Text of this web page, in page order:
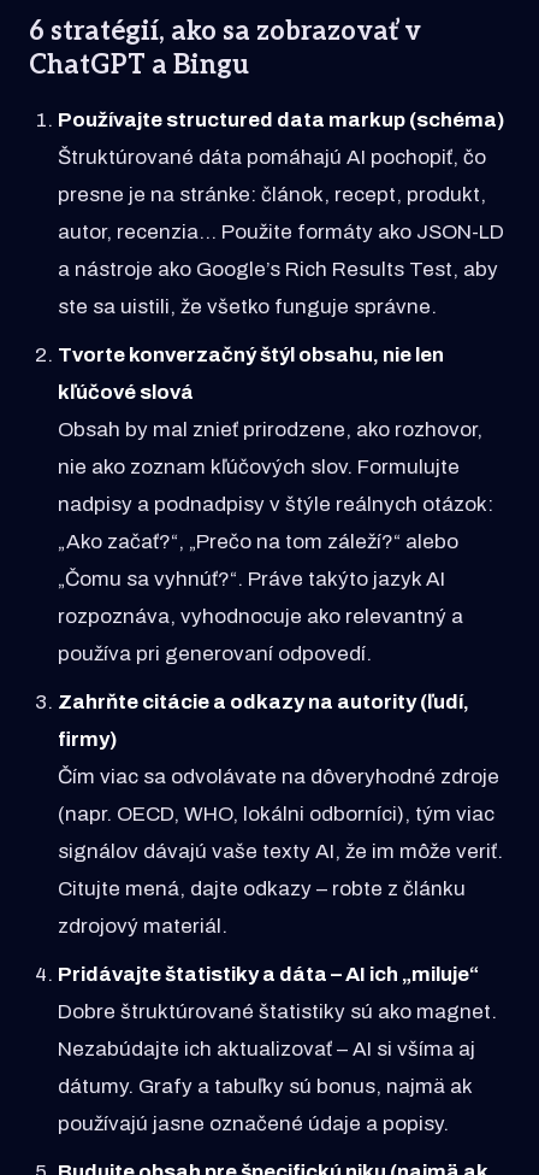
6 stratégií, ako sa zobrazovať v
ChatGPT a Bingu
Používajte structured data markup (schéma)
Štruktúrované dáta pomáhajú AI pochopiť, čo
presne je na stránke: článok, recept, produkt,
autor, recenzia… Použite formáty ako JSON-LD
a nástroje ako Google’s Rich Results Test, aby
ste sa uistili, že všetko funguje správne.
Tvorte konverzačný štýl obsahu, nie len
kľúčové slová
Obsah by mal znieť prirodzene, ako rozhovor,
nie ako zoznam kľúčových slov. Formulujte
nadpisy a podnadpisy v štýle reálnych otázok:
„Ako začať?“, „Prečo na tom záleží?“ alebo
„Čomu sa vyhnúť?“. Práve takýto jazyk AI
rozpoznáva, vyhodnocuje ako relevantný a
používa pri generovaní odpovedí.
Zahrňte citácie a odkazy na autority (ľudí,
firmy)
Čím viac sa odvolávate na dôveryhodné zdroje
(napr. OECD, WHO, lokálni odborníci), tým viac
signálov dávajú vaše texty AI, že im môže veriť.
Citujte mená, dajte odkazy – robte z článku
zdrojový materiál.
Pridávajte štatistiky a dáta – AI ich „miluje“
Dobre štruktúrované štatistiky sú ako magnet.
Nezabúdajte ich aktualizovať – AI si všíma aj
dátumy. Grafy a tabuľky sú bonus, najmä ak
používajú jasne označené údaje a popisy.